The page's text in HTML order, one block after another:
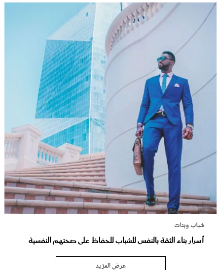
شباب وبنات
أسرار بناء الثقة بالنفس للشباب للحفاظ على صحتهم النفسية
عرض المزيد